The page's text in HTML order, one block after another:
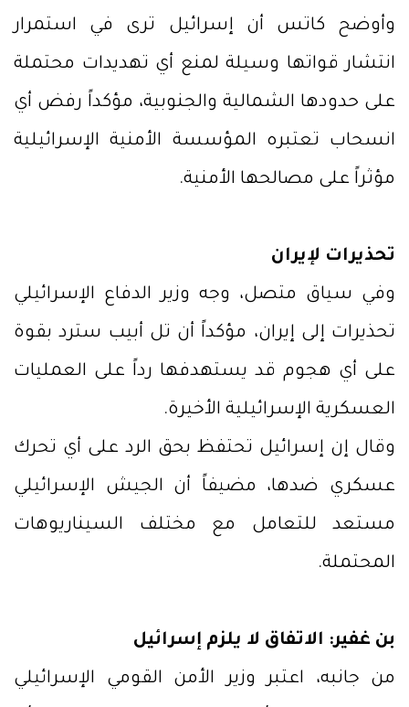
وأوضح كاتس أن إسرائيل ترى في استمرار
انتشار قواتها وسيلة لمنع أي تهديدات محتملة
على حدودها الشمالية والجنوبية، مؤكداً رفض أي
انسحاب تعتبره المؤسسة الأمنية الإسرائيلية
مؤثراً على مصالحها الأمنية.
تحذيرات لإيران
وفي سياق متصل، وجه وزير الدفاع الإسرائيلي
تحذيرات إلى إيران، مؤكداً أن تل أبيب سترد بقوة
على أي هجوم قد يستهدفها رداً على العمليات
العسكرية الإسرائيلية الأخيرة.
وقال إن إسرائيل تحتفظ بحق الرد على أي تحرك
عسكري ضدها، مضيفاً أن الجيش الإسرائيلي
مستعد للتعامل مع مختلف السيناريوهات
المحتملة.
بن غفير: الاتفاق لا يلزم إسرائيل
من جانبه، اعتبر وزير الأمن القومي الإسرائيلي